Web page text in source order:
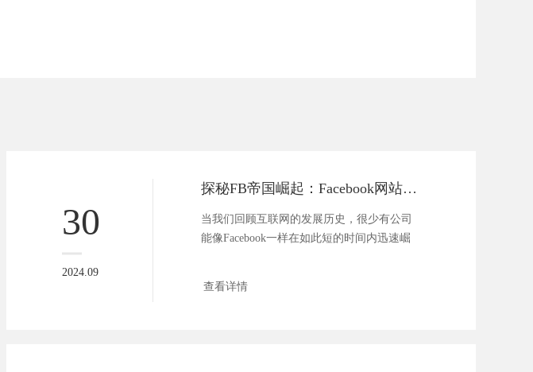
30
2024.09
探秘FB帝国崛起：Facebook网站建设全攻略，创新理念驱动社交革命
当我们回顾互联网的发展历史，很少有公司
能像Facebook一样在如此短的时间内迅速崛
查看详情